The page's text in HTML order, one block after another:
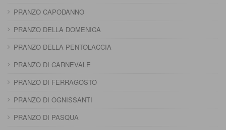
PRANZO CAPODANNO
PRANZO DELLA DOMENICA
PRANZO DELLA PENTOLACCIA
PRANZO DI CARNEVALE
PRANZO DI FERRAGOSTO
PRANZO DI OGNISSANTI
PRANZO DI PASQUA